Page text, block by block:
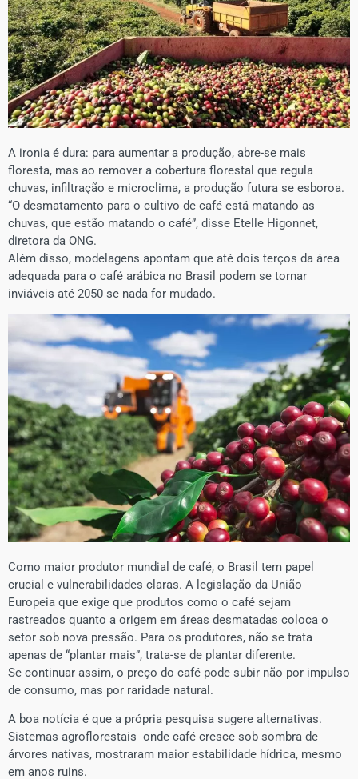
A ironia é dura: para aumentar a produção, abre-se mais
floresta, mas ao remover a cobertura florestal que regula
chuvas, infiltração e microclima, a produção futura se esboro­a.
“O desmatamento para o cultivo de café está matando as
chuvas, que estão matando o café”, disse Etelle Higonnet,
diretora da ONG.
Além disso, modelagens apontam que até dois terços da área
adequada para o café arábica no Brasil podem se tornar
inviáveis até 2050 se nada for mudado.
Como maior produtor mundial de café, o Brasil tem papel
crucial e vulnerabilidades claras. A legislação da União
Europeia que exige que produtos como o café sejam
rastreados quanto a origem em áreas desmatadas coloca o
setor sob nova pressão. Para os produtores, não se trata
apenas de “plantar mais”, trata-se de plantar diferente.
Se continuar assim, o preço do café pode subir não por impulso
de consumo, mas por raridade natural.
A boa notícia é que a própria pesquisa sugere alternativas.
Sistemas agroflorestais onde café cresce sob sombra de
árvores nativas, mostraram maior estabilidade hídrica, mesmo
em anos ruins.